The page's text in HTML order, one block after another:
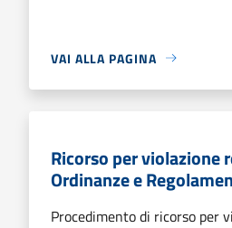
VAI ALLA PAGINA
Ricorso per violazione
Ordinanze e
Procedimento di ricorso per